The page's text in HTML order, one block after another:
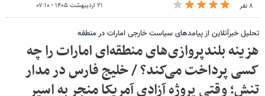
۸ نفر ۲۱ اردیبهشت ۱۴۰۵ - ۰۷:۱۰
تحلیل خبرآنلاین از پیامدهای سیاست خارجی امارات در منطقه
هزینه بلندپروازی‌های منطقه‌ای امارات را چه
کسی پرداخت می‌کند؟ / خلیج فارس در مدار
تنش؛ وقتی پروژه آزادی آمریکا منجر به اسیر